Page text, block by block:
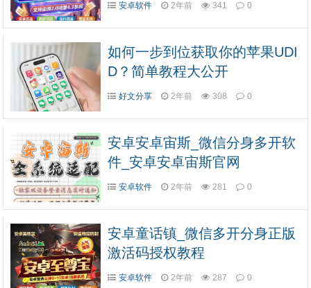
安卓软件 2年前 341 0
如何一步到位获取你的苹果UDI
D？简单教程大公开
好文分享 2年前 308 0
安卓安卓宙斯_微信分身多开软
件_安卓安卓宙斯官网
安卓软件 2年前 281 0
安卓童话镇_微信多开分身正版
激活码授权教程
安卓软件 2年前 287 0